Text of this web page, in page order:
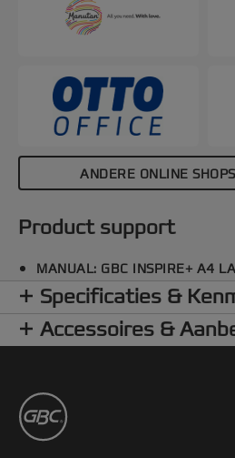
van zelfklevende
warmtegevoelige materialen
verbeelding is alles wat je
ANDERE ONLINE
Product support
MANUAL: GBC INSPIRE+ A4
Specificaties &
Accessoires &